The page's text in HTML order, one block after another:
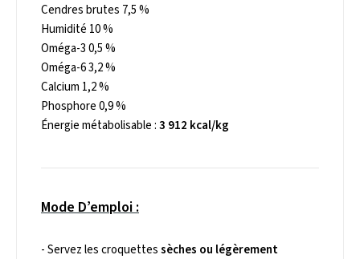
Cendres brutes 7,5 %
Humidité 10 %
Oméga-3 0,5 %
Oméga-6 3,2 %
Calcium 1,2 %
Phosphore 0,9 %
Énergie métabolisable :3 912 kcal/kg
Mode D’emploi :
- Servez les croquettessèches ou légèrement